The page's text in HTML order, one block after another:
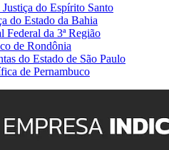
do Espírito Santo
do Estado da Bahia
da 3ª Região
de Rondônia
do Estado de São Paulo
de Pernambuco